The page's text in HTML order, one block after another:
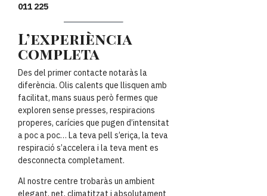
011 225
L’experiència
completa
Des del primer contacte notaràs la
diferència. Olis calents que llisquen amb
facilitat, mans suaus però fermes que
exploren sense presses, respiracions
properes, carícies que pugen d’intensitat
a poc a poc… La teva pell s’eriça, la teva
respiració s’accelera i la teva ment es
desconnecta completament.
Al nostre centre trobaràs un ambient
elegant, net, climatitzat i absolutament